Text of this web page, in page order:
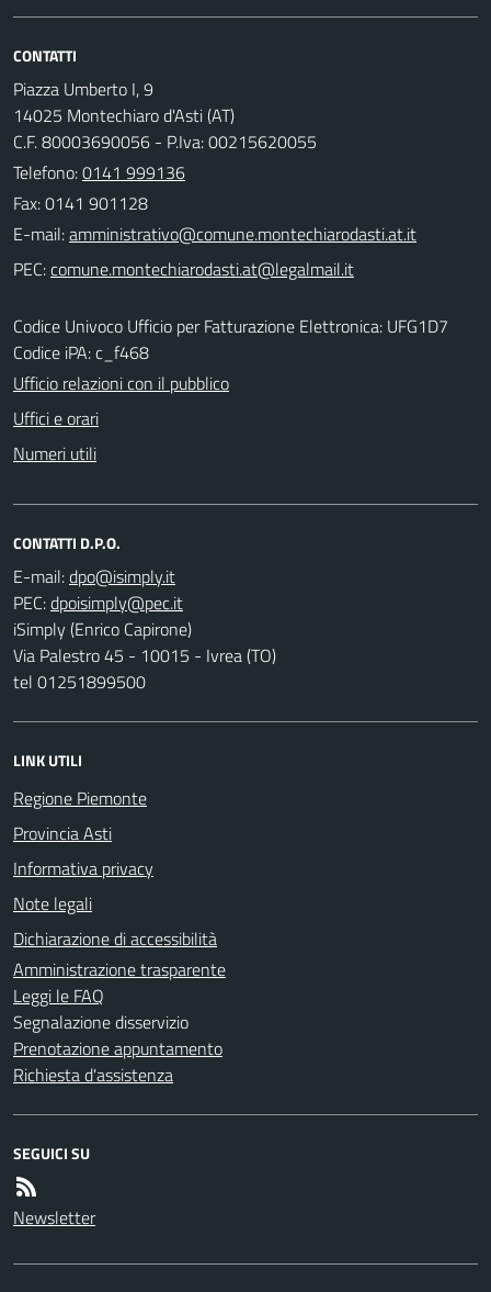
CONTATTI
Piazza Umberto I, 9
14025 Montechiaro d'Asti (AT)
C.F. 80003690056 - P.Iva: 00215620055
Telefono:0141 999136
Fax: 0141 901128
E-mail:
PEC:
Codice Univoco Ufficio per Fatturazione Elettronica: UFG1D7
Codice iPA: c_f468
Ufficio relazioni con il pubblico
Uffici e orari
Numeri utili
CONTATTI D.P.O.
E-mail:
PEC:
iSimply (Enrico Capirone)
Via Palestro 45 - 10015 - Ivrea (TO)
tel 01251899500
LINK UTILI
Regione Piemonte
Provincia Asti
Informativa privacy
Note legali
Dichiarazione di accessibilità
Amministrazione trasparente
Leggi le FAQ
Segnalazione disservizio
Prenotazione appuntamento
Richiesta d'assistenza
SEGUICI SU
Newsletter